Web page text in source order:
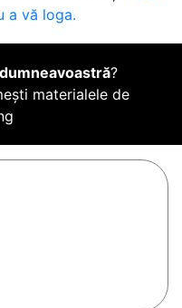
a vă loga.
?
materialele de